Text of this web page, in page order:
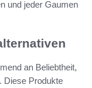
und jeder Gaumen
an Beliebtheit,
Diese Produkte